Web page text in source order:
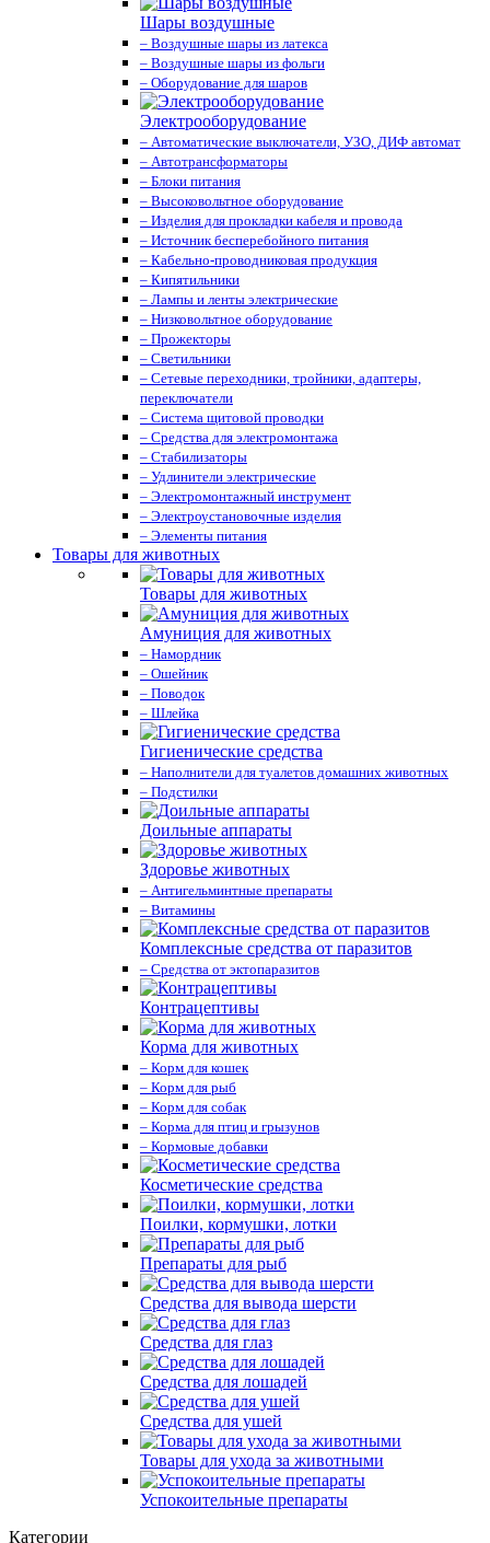
Шары воздушные
– Воздушные шары из латекса
– Воздушные шары из фольги
– Оборудование для шаров
Электрооборудование
– Автоматические выключатели, УЗО, ДИФ автомат
– Автотрансформаторы
– Блоки питания
– Высоковольтное оборудование
– Изделия для прокладки кабеля и провода
– Источник бесперебойного питания
– Кабельно-проводниковая продукция
– Кипятильники
– Лампы и ленты электрические
– Низковольтное оборудование
– Прожекторы
– Светильники
– Сетевые переходники, тройники, адаптеры,
переключатели
– Система щитовой проводки
– Средства для электромонтажа
– Стабилизаторы
– Удлинители электрические
– Электромонтажный инструмент
– Электроустановочные изделия
– Элементы питания
Товары для животных
Товары для животных
Амуниция для животных
– Намордник
– Ошейник
– Поводок
– Шлейка
Гигиенические средства
– Наполнители для туалетов домашних животных
– Подстилки
Доильные аппараты
Здоровье животных
– Антигельминтные препараты
– Витамины
Комплексные средства от паразитов
– Средства от эктопаразитов
Контрацептивы
Корма для животных
– Корм для кошек
– Корм для рыб
– Корм для собак
– Корма для птиц и грызунов
– Кормовые добавки
Косметические средства
Поилки, кормушки, лотки
Препараты для рыб
Средства для вывода шерсти
Средства для глаз
Средства для лошадей
Средства для ушей
Товары для ухода за животными
Успокоительные препараты
Категории